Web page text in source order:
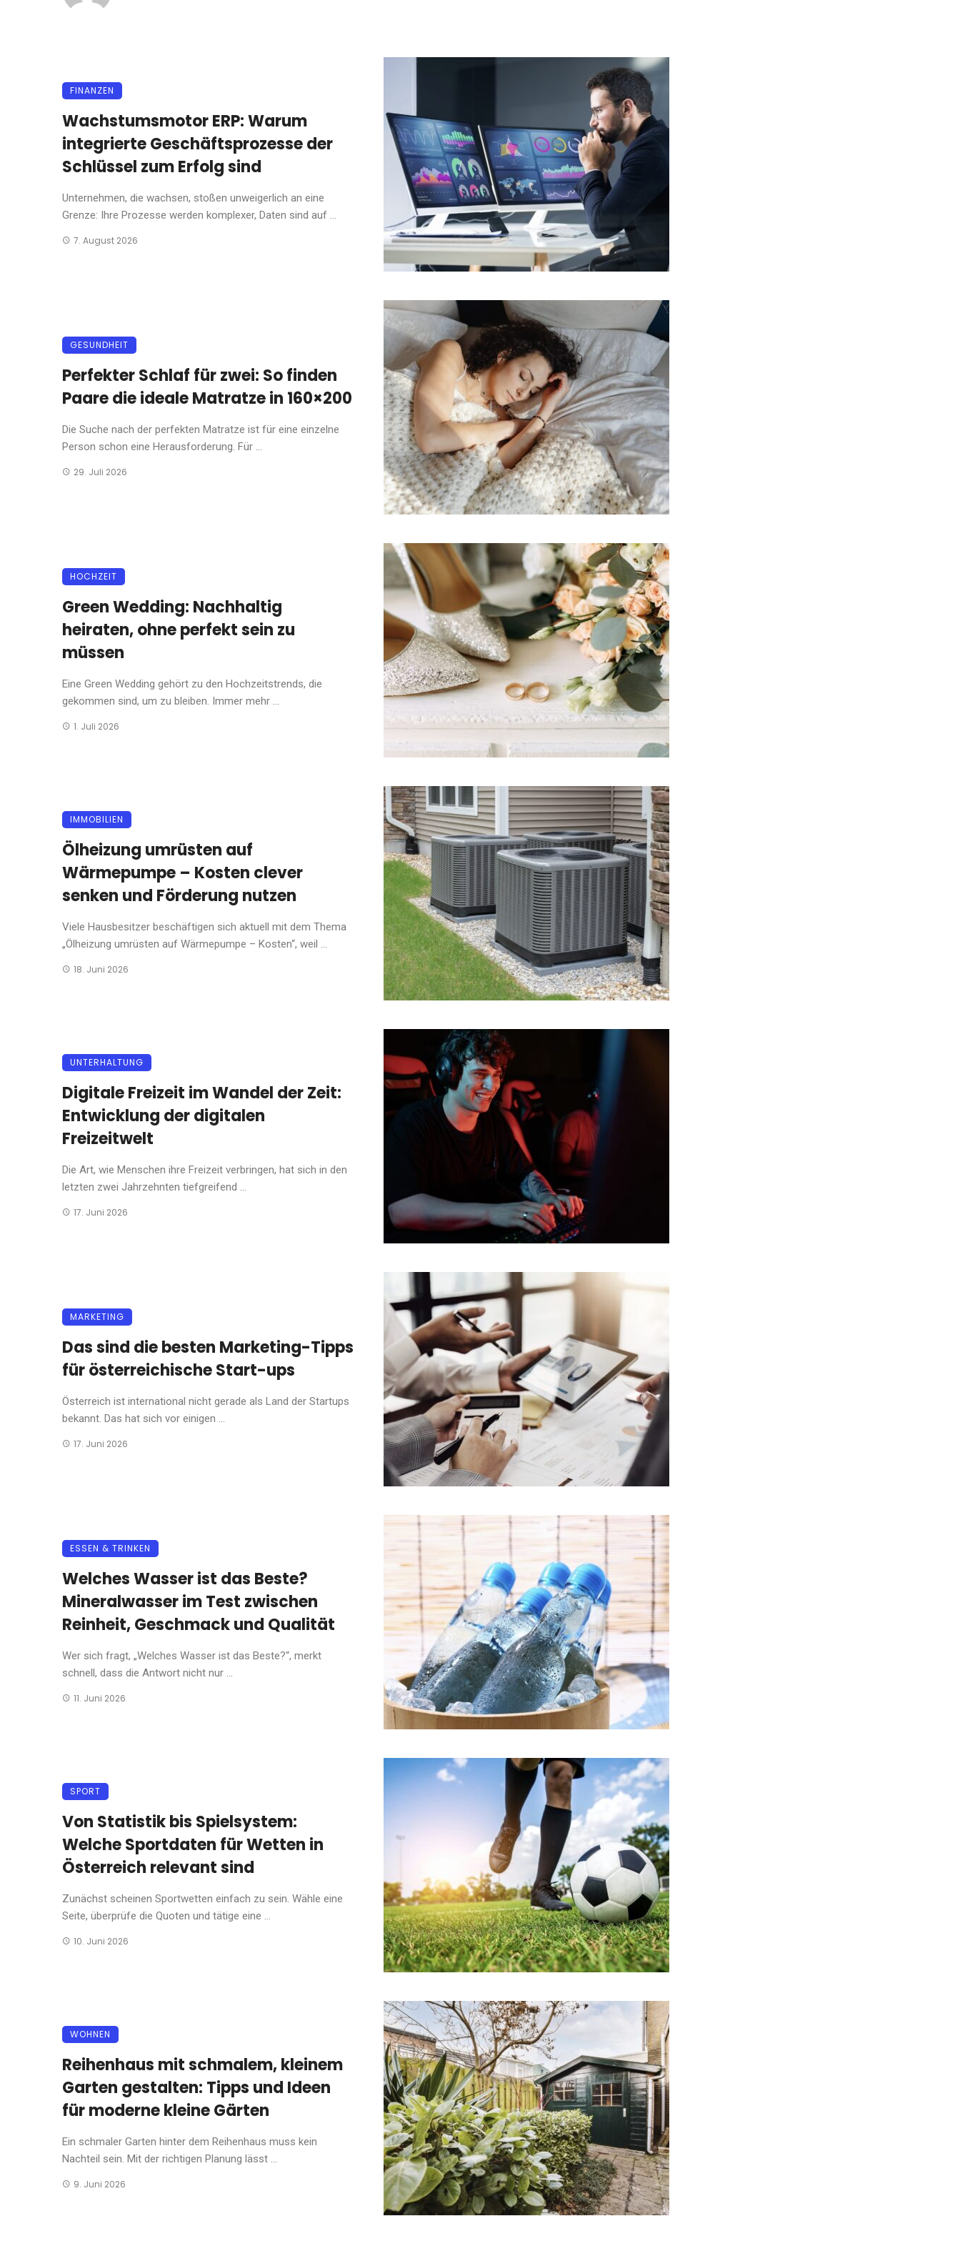
FINANZEN
Wachstumsmotor ERP: Warum
integrierte Geschäftsprozesse der
Schlüssel zum Erfolg sind
Unternehmen, die wachsen, stoßen unweigerlich an eine
Grenze: Ihre Prozesse werden komplexer, Daten sind auf ...
7. August 2026
GESUNDHEIT
Perfekter Schlaf für zwei: So finden
Paare die ideale Matratze in 160×200
Die Suche nach der perfekten Matratze ist für eine einzelne
Person schon eine Herausforderung. Für ...
29. Juli 2026
HOCHZEIT
Green Wedding: Nachhaltig
heiraten, ohne perfekt sein zu
müssen
Eine Green Wedding gehört zu den Hochzeitstrends, die
gekommen sind, um zu bleiben. Immer mehr ...
1. Juli 2026
IMMOBILIEN
Ölheizung umrüsten auf
Wärmepumpe – Kosten clever
senken und Förderung nutzen
Viele Hausbesitzer beschäftigen sich aktuell mit dem Thema
„Ölheizung umrüsten auf Wärmepumpe – Kosten“, weil ...
18. Juni 2026
UNTERHALTUNG
Digitale Freizeit im Wandel der Zeit:
Entwicklung der digitalen
Freizeitwelt
Die Art, wie Menschen ihre Freizeit verbringen, hat sich in den
letzten zwei Jahrzehnten tiefgreifend ...
17. Juni 2026
MARKETING
Das sind die besten Marketing-Tipps
für österreichische Start-ups
Österreich ist international nicht gerade als Land der Startups
bekannt. Das hat sich vor einigen ...
17. Juni 2026
ESSEN & TRINKEN
Welches Wasser ist das Beste?
Mineralwasser im Test zwischen
Reinheit, Geschmack und Qualität
Wer sich fragt, „Welches Wasser ist das Beste?“, merkt
schnell, dass die Antwort nicht nur ...
11. Juni 2026
SPORT
Von Statistik bis Spielsystem:
Welche Sportdaten für Wetten in
Österreich relevant sind
Zunächst scheinen Sportwetten einfach zu sein. Wähle eine
Seite, überprüfe die Quoten und tätige eine ...
10. Juni 2026
WOHNEN
Reihenhaus mit schmalem, kleinem
Garten gestalten: Tipps und Ideen
für moderne kleine Gärten
Ein schmaler Garten hinter dem Reihenhaus muss kein
Nachteil sein. Mit der richtigen Planung lässt ...
9. Juni 2026